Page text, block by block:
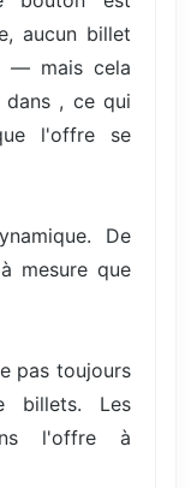
aucun billet
— mais cela
dans , ce qui
l'offre se
De
mesure que
pas toujours
billets. Les
l'offre à